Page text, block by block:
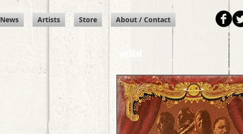
News Artists Store About / Contact
artist